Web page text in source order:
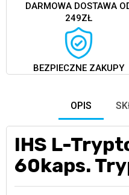
DARMOWA DOSTAWA
249ZŁ
BEZPIECZNE ZAKUPY
OPIS
IHS L-
60kaps.